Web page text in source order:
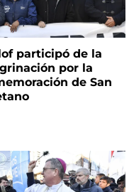
participó de la
por la
de San